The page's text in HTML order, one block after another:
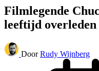
Filmlegende
leeftijd overleden
Door Rudy Wijnberg